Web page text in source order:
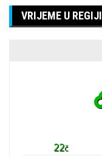
VRIJEME U REGIJI
22č